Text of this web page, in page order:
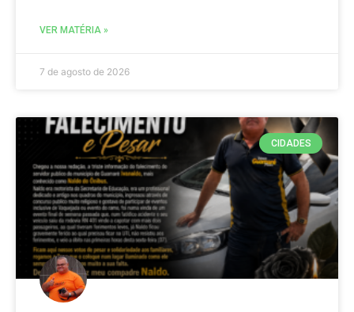
VER MATÉRIA »
7 de agosto de 2026
CIDADES